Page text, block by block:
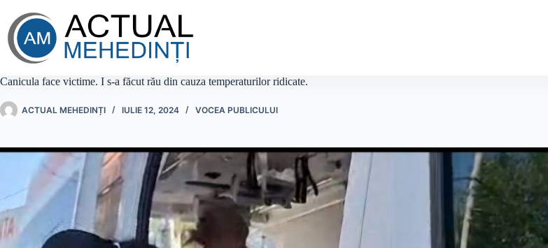
conținut
Canicula face victime. I s-a făcut rău din cauza temperaturilor ridicate.
ACTUAL MEHEDINȚI IULIE 12, 2024 VOCEA PUBLICULUI